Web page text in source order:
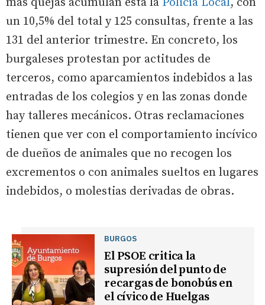
un 10,5% del total y 125 consultas, frente a las
131 del anterior trimestre. En concreto, los
burgaleses protestan por actitudes de
terceros, como aparcamientos indebidos a las
entradas de los colegios y en las zonas donde
hay talleres mecánicos. Otras reclamaciones
tienen que ver con el comportamiento incívico
de dueños de animales que no recogen los
excrementos o con animales sueltos en lugares
indebidos, o molestias derivadas de obras.
BURGOS
El PSOE critica la
supresión del punto de
recargas de bonobús en
el cívico de Huelgas